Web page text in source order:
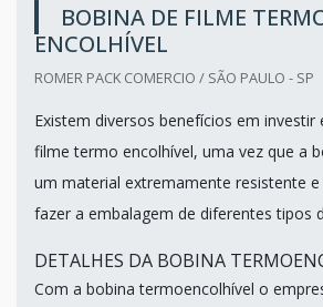
BOBINA DE FILME
ENCOLHÍVEL
ROMER PACK COMERCIO / SÃO PAULO - SP
Existem diversos benefícios em investir
filme termo encolhível, uma vez que a
um material extremamente resistente
fazer a embalagem de diferentes tipos
DETALHES DA BOBINA
Com a bobina termoencolhível o